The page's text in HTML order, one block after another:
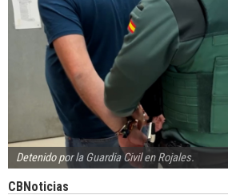
Detenido por la Guardia Civil en Rojales.
CBNoticias